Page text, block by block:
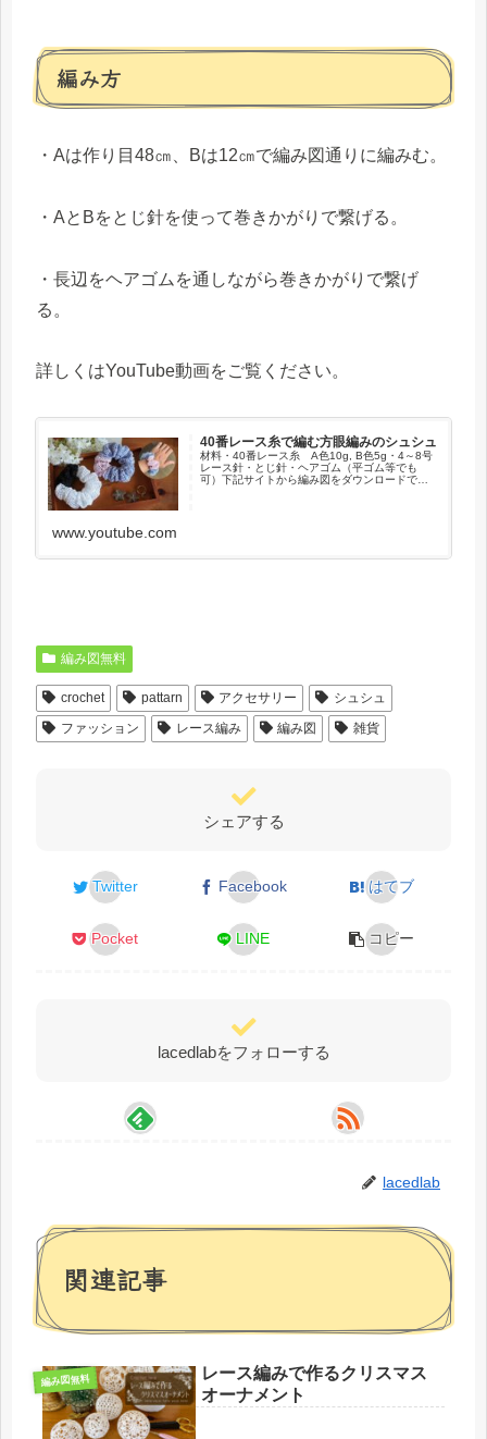
編み方
・Aは作り目48㎝、Bは12㎝で編み図通りに編みむ。
・AとBをとじ針を使って巻きかがりで繋げる。
・長辺をヘアゴムを通しながら巻きかがりで繋げ
る。
詳しくはYouTube動画をご覧ください。
40番レース糸で編む方眼編みのシュシュ
材料・40番レース糸 A色10g, B色5g・4～8号
レース針・とじ針・ヘアゴム（平ゴム等でも
可）下記サイトから編み図をダウンロードでき
www.youtube.com
編み図無料
crochet pattarn アクセサリー
シュシュ
ファッション
レース編み 編み図 雑貨
シェアする
Twitter Facebook はてブ
Pocket LINE コピー
lacedlabをフォローする
lacedlab
関連記事
編み図無料
レース編みで作るクリスマス
オーナメント